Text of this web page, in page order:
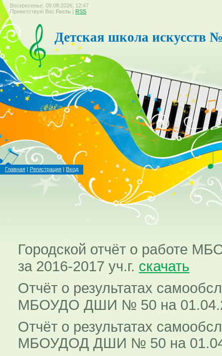
Воскресенье, 09.08.2026, 12:47
Приветствую Вас Гость | RSS
Детская школа искусств
Главная | Регистрация | Вход
Городской отчёт о работе
за 2016-2017 уч.г. скачать
Отчёт о результатах
МБОУДО ДШИ № 50 на
Отчёт о результатах
МБОУДОД ДШИ № 50 на